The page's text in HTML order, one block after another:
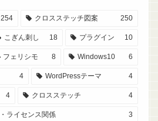
254 クロスステッチ図案 250
こぎん刺し 18 プラグイン 10
フェリシモ 8 Windows10 6
4 WordPressテーマ 4
4 クロスステッチ 4
ライセンス関係 3